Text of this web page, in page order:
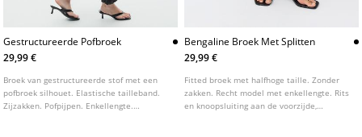
Gestructureerde Pofbroek
29,99 €
Broek van gestructureerde stof met een
pofbroek silhouet. Elastische tailleband.
Zijzakken. Pofpijpen. Enkellengte.
Bengaline Broek Met Splitten
29,99 €
Fitted broek met halfhoge taille. Zonder
zakken. Recht model met enkellengte. Rits
en knoopsluiting aan de voorzijde,